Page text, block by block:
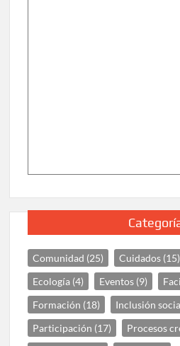
Comunidad (25) Cuidados (15)
Ecología (4) Eventos (9)
Formación (18) Inclusión
Participación (17) Procesos